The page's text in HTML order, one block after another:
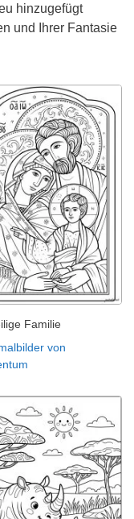
hinzugefügt
und Ihrer Fantasie
Familie
von